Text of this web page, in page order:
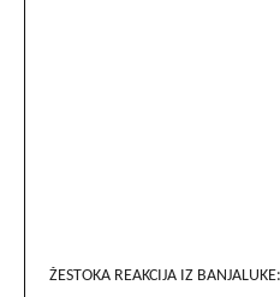
ŽESTOKA REAKCIJA IZ